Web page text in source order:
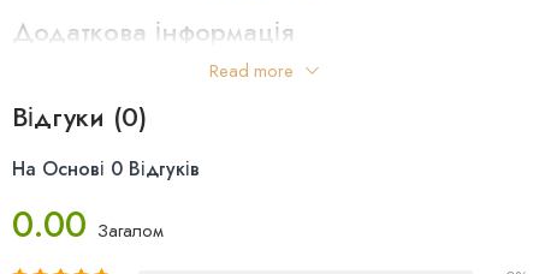
жирності. Ефект зволоження триває до 24 годин, забезпечуючи
відчуття комфорту. Регулярне використання молочка усуває
Переваги:
шкіру та омолоджує.
Має тонку та насичену текстуру, яка забезпечує тривале
Додаткова інформація
Країна Виробництва: ФранціяRead more
Відгуки (0)
На Основі 0 Відгуків
0.00 Загалом